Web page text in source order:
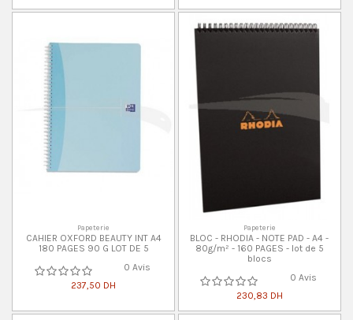
Papeterie
CAHIER OXFORD BEAUTY INT A4
180 PAGES 90 G LOT DE 5
0 Avis
237,50 DH
Papeterie
BLOC - RHODIA - NOTE PAD - A4 -
80g/m² - 160 PAGES - lot de 5
blocs
0 Avis
230,83 DH